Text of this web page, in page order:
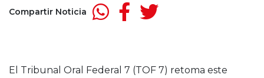
Compartir Noticia
El Tribunal Oral Federal 7 (TOF 7) retoma este